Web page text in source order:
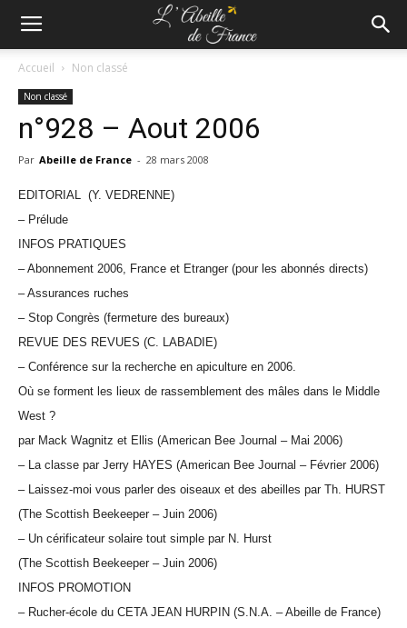
Accueil Non classé
Non classé
n°928 – Aout 2006
Par Abeille de France - 28 mars 2008
EDITORIAL (Y. VEDRENNE)
– Prélude
INFOS PRATIQUES
– Abonnement 2006, France et Etranger (pour les abonnés directs)
– Assurances ruches
– Stop Congrès (fermeture des bureaux)
REVUE DES REVUES (C. LABADIE)
– Conférence sur la recherche en apiculture en 2006.
Où se forment les lieux de rassemblement des mâles dans le Middle
West ?
par Mack Wagnitz et Ellis (American Bee Journal – Mai 2006)
– La classe par Jerry HAYES (American Bee Journal – Février 2006)
– Laissez-moi vous parler des oiseaux et des abeilles par Th. HURST
(The Scottish Beekeeper – Juin 2006)
– Un cérificateur solaire tout simple par N. Hurst
(The Scottish Beekeeper – Juin 2006)
INFOS PROMOTION
– Rucher-école du CETA JEAN HURPIN (S.N.A. – Abeille de France)